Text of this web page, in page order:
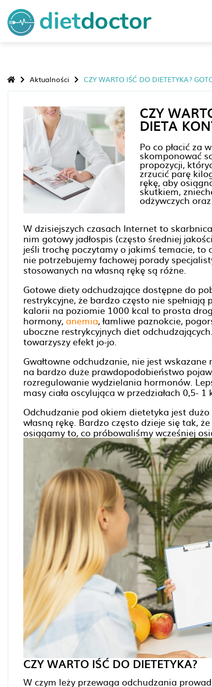
Aktualności CZY WARTO IŚĆ DO DIETETYKA?
CZY
DIETA
Po co płacić za
skomponować
propozycji,
zrzucić parę
rękę, aby
skutkiem,
odżywczych
W dzisiejszych czasach Internet to
nim gotowy jadłospis (często średniej
jeśli trochę poczytamy o jakimś temacie,
nie potrzebujemy fachowej porady
stosowanych na własną rękę są różne.
Gotowe diety odchudzające dostępne do
restrykcyjne, że bardzo często nie
kalorii na poziomie 1000 kcal to prosta
hormony, anemia, łamliwe paznokcie,
uboczne restrykcyjnych diet
towarzyszy efekt jo-jo.
Gwałtowne odchudzanie, nie jest
na bardzo duże prawdopodobieństwo
rozregulowanie wydzielania hormonów.
masy ciała oscylująca w przedziałach 0,5-
Odchudzanie pod okiem dietetyka jest
własną rękę. Bardzo często dzieje się tak,
osiągamy to, co próbowaliśmy wcześniej
CZY WARTO IŚĆ DO DIETETYKA?
W czym leży przewaga odchudzania